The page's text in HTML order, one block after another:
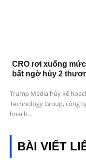
CRO rơi xuống
bất ngờ hủy 2
Trump Media hủy kế
Technology Group, công
hoạch...
BÀI VIẾT